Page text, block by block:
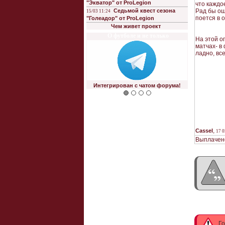
"Экватор" от ProLegion
15/03 11:24 Седьмой квест сезона
"Голеадор" от ProLegion
Чем живет проект
Интегрирован с чатом форума!
что
Рад бы
поется в
На этой
матчах- в
ладно,
Cassel, 17